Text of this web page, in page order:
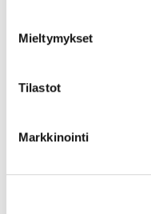
Mieltymykset
Tilastot
Markkinointi